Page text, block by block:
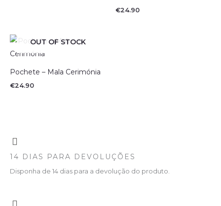
€24.90
OUT OF STOCK
Pochete – Mala Cerimónia
€24.90
14 DIAS PARA DEVOLUÇÕES
Disponha de 14 dias para a devolução do produto.